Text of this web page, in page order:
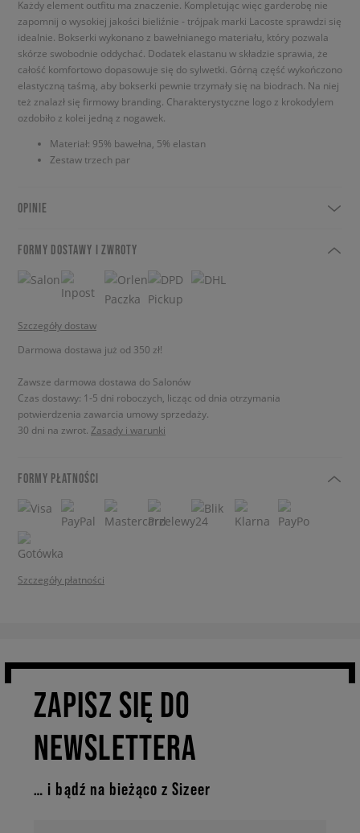
Każdy element outfitu ma znaczenie. Kompletując więc garderobę nie
zapomnij o wysokiej jakości bieliźnie - trójpak marki Lacoste sprawdzi się
idealnie. Bokserki wykonano z bawełnianego materiału, który pozwala
skórze swobodnie oddychać. Dodatek elastanu w składzie sprawia, że
całość komfortowo dopasowuje się do sylwetki. Górną część wykończono
elastyczną taśmą, aby bokserki pewnie trzymały się na biodrach. Na niej
też znalazł się firmowy branding. Charakterystyczne logo z krokodylem
ozdobiło z kolei jedną z nogawek.
Materiał: 95% bawełna, 5% elastan
Zestaw trzech par
OPINIE
FORMY DOSTAWY I ZWROTY
Szczegóły dostaw
Darmowa dostawa już od 350 zł!
Zawsze darmowa dostawa do Salonów
Czas dostawy: 1-5 dni roboczych, licząc od dnia otrzymania
potwierdzenia zawarcia umowy sprzedaży.
30 dni na zwrot. Zasady i warunki
FORMY PŁATNOŚCI
Szczegóły płatności
ZAPISZ SIĘ DO
NEWSLETTERA
… i bądź na bieżąco z Sizeer